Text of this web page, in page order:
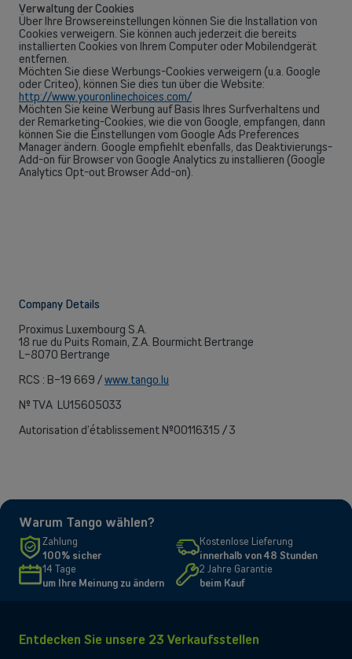
Verwaltung der Cookies
Über Ihre Browsereinstellungen können Sie die Installation von
Cookies verweigern. Sie können auch jederzeit die bereits
installierten Cookies von Ihrem Computer oder Mobilendgerät
entfernen.
Möchten Sie diese Werbungs-Cookies verweigern (u.a. Google
oder Criteo), können Sie dies tun über die Website:
http://www.youronlinechoices.com/
Möchten Sie keine Werbung auf Basis Ihres Surfverhaltens und
der Remarketing-Cookies, wie die von Google, empfangen, dann
können Sie die Einstellungen vom Google Ads Preferences
Manager ändern. Google empfiehlt ebenfalls, das Deaktivierungs-
Add-on für Browser von Google Analytics zu installieren (Google
Analytics Opt-out Browser Add-on).
Company Details
Proximus Luxembourg S.A.
18 rue du Puits Romain, Z.A. Bourmicht Bertrange
L-8070 Bertrange
RCS : B-19 669 /www.tango.lu
N° TVA LU15605033
Autorisation d’établissement N°00116315 / 3
Warum Tango wählen?
Zahlung
100% sicher
Kostenlose Lieferung
innerhalb von 48 Stunden
14 Tage
um Ihre Meinung zu ändern
2 Jahre Garantie
beim Kauf
Entdecken Sie unsere 23 Verkaufsstellen